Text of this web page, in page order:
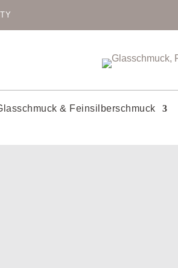
& Feinsilberschmuck